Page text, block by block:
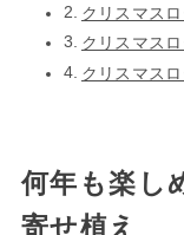
クリスマス
クリスマス
クリスマス
何年も楽し
寄せ植え